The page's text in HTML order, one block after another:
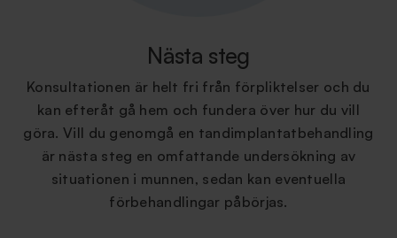
Nästa steg
Konsultationen är helt fri från förpliktelser och du
kan efteråt gå hem och fundera över hur du vill
göra. Vill du genomgå en tandimplantatbehandling
är nästa steg en omfattande undersökning av
situationen i munnen, sedan kan eventuella
förbehandlingar påbörjas.